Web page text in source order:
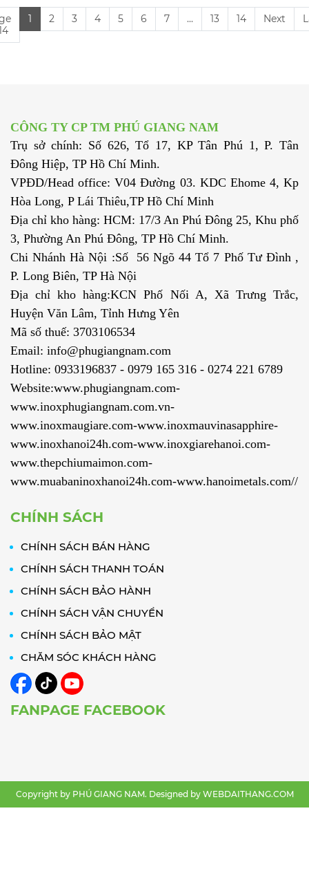
1 2 3 4 5 6 7 ... 13 14 Next
CÔNG TY CP TM PHÚ GIANG NAM
Trụ sở chính: Số 626, Tổ 17, KP Tân Phú 1, P. Tân
Đông Hiệp, TP Hồ Chí Minh.
VPĐD/Head office: V04 Đường 03. KDC Ehome 4, Kp
Hòa Long, P Lái Thiêu,TP Hồ Chí Minh
Địa chỉ kho hàng: HCM: 17/3 An Phú Đông 25, Khu phố
3, Phường An Phú Đông, TP Hồ Chí Minh.
Chi Nhánh Hà Nội :Số 56 Ngõ 44 Tổ 7 Phố Tư Đình ,
P. Long Biên, TP Hà Nội
Địa chỉ kho hàng:KCN Phố Nối A, Xã Trưng Trắc,
Huyện Văn Lâm, Tỉnh Hưng Yên
Mã số thuế: 3703106534
Email: info@phugiangnam.com
Hotline: 0933196837 - 0979 165 316 - 0274 221 6789
Website:www.phugiangnam.com-
www.inoxphugiangnam.com.vn-
www.inoxmaugiare.com-www.inoxmauvinasapphire-
www.inoxhanoi24h.com-www.inoxgiarehanoi.com-
www.thepchiumaimon.com-
www.muabaninoxhanoi24h.com-www.hanoimetals.com//
CHÍNH SÁCH
CHÍNH SÁCH BÁN HÀNG
CHÍNH SÁCH THANH TOÁN
CHÍNH SÁCH BẢO HÀNH
CHÍNH SÁCH VẬN CHUYỂN
CHÍNH SÁCH BẢO MẬT
CHĂM SÓC KHÁCH HÀNG
FANPAGE FACEBOOK
Copyright by PHÚ GIANG NAM. Designed by WEBDAITHANG.COM